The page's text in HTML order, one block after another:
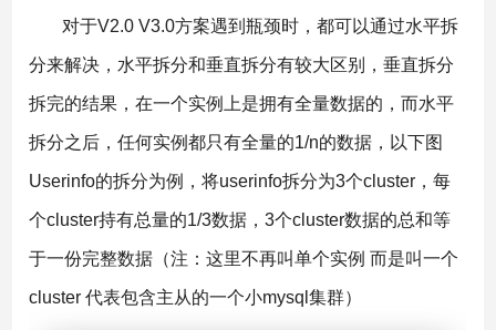
对于V2.0 V3.0方案遇到瓶颈时，都可以通过水平拆
分来解决，水平拆分和垂直拆分有较大区别，垂直拆分
拆完的结果，在一个实例上是拥有全量数据的，而水平
拆分之后，任何实例都只有全量的1/n的数据，以下图
Userinfo的拆分为例，将userinfo拆分为3个cluster，每
个cluster持有总量的1/3数据，3个cluster数据的总和等
于一份完整数据（注：这里不再叫单个实例 而是叫一个
cluster 代表包含主从的一个小mysql集群）